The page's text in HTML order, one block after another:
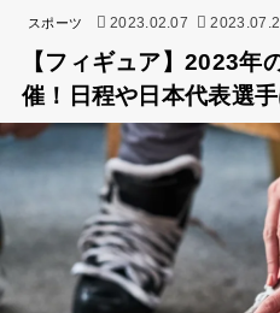
スポーツ 2023.02.07
【フィギュア】2023年
催！日程や日本代表選手